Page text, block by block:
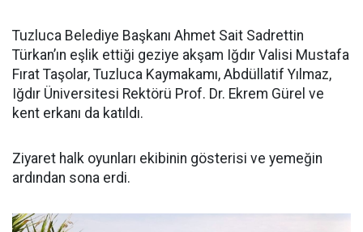
Tuzluca Belediye Başkanı Ahmet Sait Sadrettin
Türkan’ın eşlik ettiği geziye akşam Iğdır Valisi Mustafa
Fırat Taşolar, Tuzluca Kaymakamı, Abdüllatif Yılmaz,
Iğdır Üniversitesi Rektörü Prof. Dr. Ekrem Gürel ve
kent erkanı da katıldı.
Ziyaret halk oyunları ekibinin gösterisi ve yemeğin
ardından sona erdi.